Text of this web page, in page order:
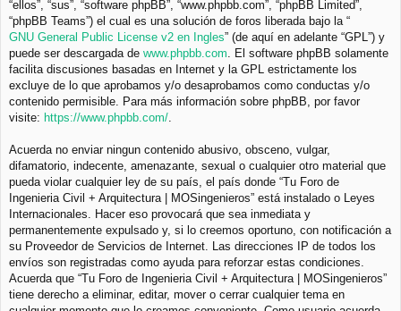
“ellos”, “sus”, “software phpBB”, “www.phpbb.com”, “phpBB Limited”,
“phpBB Teams”) el cual es una solución de foros liberada bajo la “
GNU General Public License v2 en Ingles” (de aquí en adelante “GPL”) y
puede ser descargada de www.phpbb.com . El software phpBB solamente
facilita discusiones basadas en Internet y la GPL estrictamente los
excluye de lo que aprobamos y/o desaprobamos como conductas y/o
contenido permisible. Para más información sobre phpBB, por favor
visite: https://www.phpbb.com/
Acuerda no enviar ningun contenido abusivo, obsceno, vulgar,
difamatorio, indecente, amenazante, sexual o cualquier otro material que
pueda violar cualquier ley de su país, el país donde “Tu Foro de
Ingenieria Civil + Arquitectura | MOSingenieros” está instalado o Leyes
Internacionales. Hacer eso provocará que sea inmediata y
permanentemente expulsado y, si lo creemos oportuno, con notificación a
su Proveedor de Servicios de Internet. Las direcciones IP de todos los
envíos son registradas como ayuda para reforzar estas condiciones.
Acuerda que “Tu Foro de Ingenieria Civil + Arquitectura | MOSingenieros”
tiene derecho a eliminar, editar, mover o cerrar cualquier tema en